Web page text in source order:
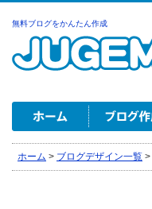
無料ブログをかんたん作成
ホーム > ブログデザイン一覧 >